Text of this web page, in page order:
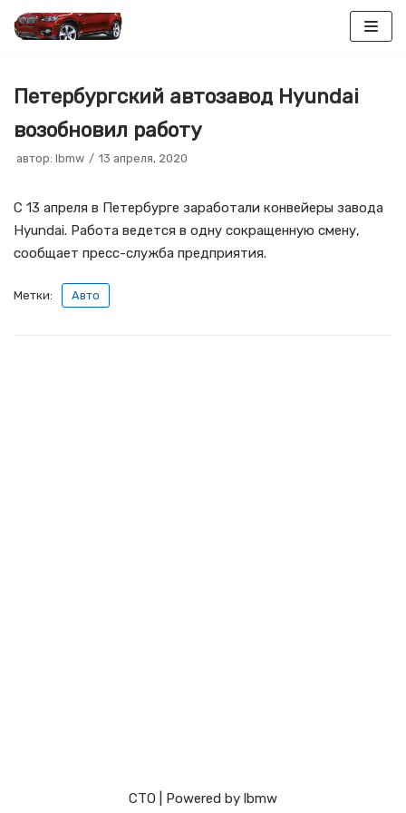
содержимому
Петербургский автозавод Hyundai
возобновил работу
автор: lbmw 13 апреля, 2020
С 13 апреля в Петербурге заработали конвейеры завода
Hyundai. Работа ведется в одну сокращенную смену,
сообщает пресс-служба предприятия.
Метки: Авто
СТО | Powered by lbmw